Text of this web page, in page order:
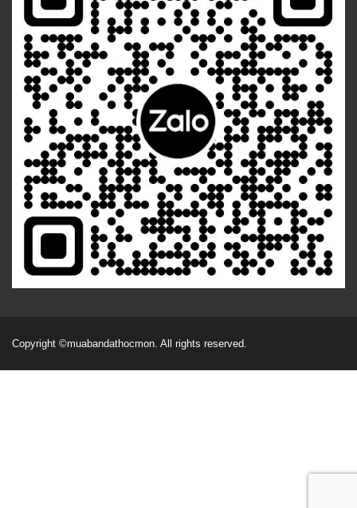
Copyright ©muabandathocmon. All rights reserved.